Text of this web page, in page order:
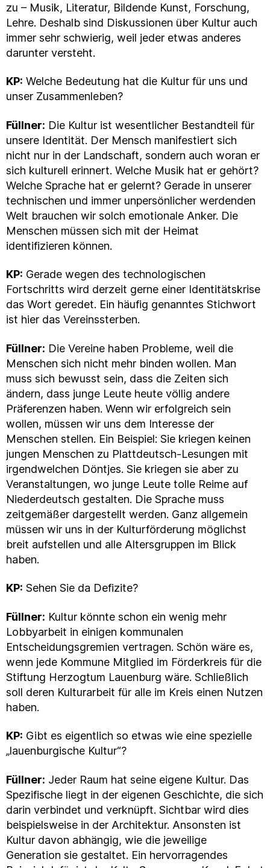
zu – Musik, Literatur, Bildende Kunst, Forschung,
Lehre. Deshalb sind Diskussionen über Kultur auch
immer sehr schwierig, weil jeder etwas anderes
darunter versteht.
KP: Welche Bedeutung hat die Kultur für uns und
unser Zusammenleben?
Füllner: Die Kultur ist wesentlicher Bestandteil für
unsere Identität. Der Mensch manifestiert sich
nicht nur in der Landschaft, sondern auch woran er
sich kulturell erinnert. Welche Musik hat er gehört?
Welche Sprache hat er gelernt? Gerade in unserer
technischen und immer unpersönlicher werdenden
Welt brauchen wir solch emotionale Anker. Die
Menschen müssen sich mit der Heimat
identifizieren können.
KP: Gerade wegen des technologischen
Fortschritts wird derzeit gerne einer Identitätskrise
das Wort geredet. Ein häufig genanntes Stichwort
ist hier das Vereinssterben.
Füllner: Die Vereine haben Probleme, weil die
Menschen sich nicht mehr binden wollen. Man
muss sich bewusst sein, dass die Zeiten sich
ändern, dass junge Leute heute völlig andere
Präferenzen haben. Wenn wir erfolgreich sein
wollen, müssen wir uns dem Interesse der
Menschen stellen. Ein Beispiel: Sie kriegen keinen
jungen Menschen zu Plattdeutsch-Lesungen mit
irgendwelchen Döntjes. Sie kriegen sie aber zu
Veranstaltungen, wo junge Leute tolle Reime auf
Niederdeutsch gestalten. Die Sprache muss
zeitgemäßer dargestellt werden. Ganz allgemein
müssen wir uns in der Kulturförderung möglichst
breit aufstellen und alle Altersgruppen im Blick
haben.
KP: Sehen Sie da Defizite?
Füllner: Kultur könnte schon ein wenig mehr
Lobbyarbeit in einigen kommunalen
Entscheidungsgremien vertragen. Schön wäre es,
wenn jede Kommune Mitglied im Förderkreis für die
Stiftung Herzogtum Lauenburg wäre. Schließlich
soll deren Kulturarbeit für alle im Kreis einen Nutzen
haben.
KP: Gibt es eigentlich so etwas wie eine spezielle
„lauenburgische Kultur“?
Füllner: Jeder Raum hat seine eigene Kultur. Das
Spezifische liegt in der eigenen Geschichte, die sich
darin verbindet und verknüpft. Sichtbar wird dies
beispielsweise in der Architektur. Ansonsten ist
Kultur davon abhängig, wie die jeweilige
Generation sie gestaltet. Ein hervorragendes